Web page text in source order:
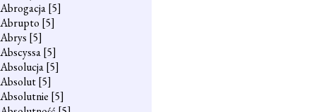
Abrogacja[5]
Abrupto [5]
Abrys [5]
Abscyssa[5]
Absolucja[5]
Absolut[5]
Absolutnie [5]